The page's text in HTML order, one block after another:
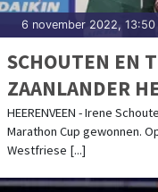
6 november 2022, 13:50
SCHOUTEN EN
ZAANLANDER
HEERENVEEN
HEERENVEEN - Irene
Marathon Cup gewonnen.
Westfriese [...]